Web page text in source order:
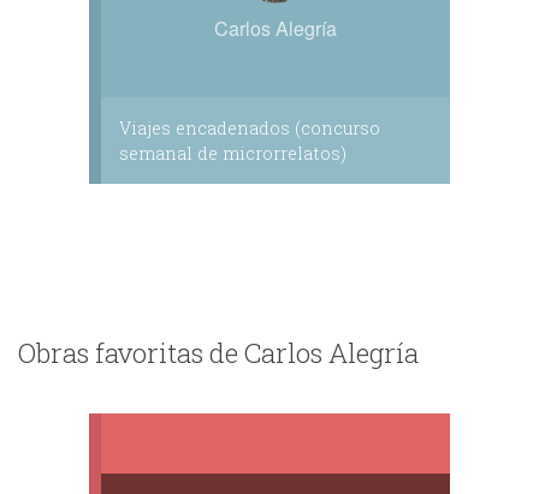
Carlos Alegría
Viajes encadenados (concurso
semanal de microrrelatos)
Obras favoritas de Carlos Alegría